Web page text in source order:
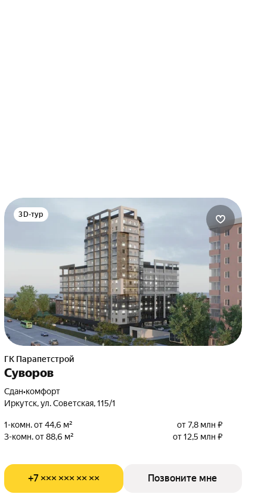
3D-тур
ГК Парапетстрой
Суворов
Сдан•комфорт
Иркутск, ул. Советская, 115/1
1-комн. от 44,6 м²
от 7,8 млн ₽
3-комн. от 88,6 м²
от 12,5 млн ₽
+7 ××× ××× ×× ×× Позвоните мне